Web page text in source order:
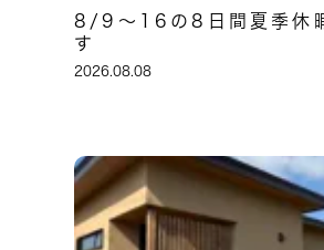
8/9～16の8日間夏季休
す
2026.08.08